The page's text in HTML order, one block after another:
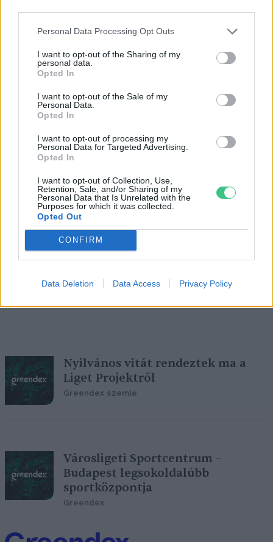
Personal Data Processing Opt Outs
I want to opt-out of the Sharing of my
personal data.
Opted In
I want to opt-out of the Sale of my
Personal Data.
Opted In
I want to opt-out of processing my
Personal Data for Targeted Advertising.
Opted In
I want to opt-out of Collection, Use,
Retention, Sale, and/or Sharing of my
Personal Data that Is Unrelated with the
Purposes for which it was collected.
Opted Out
CONFIRM
Data Deletion Data Access Privacy Policy
Újabb 3,9 milliárd Városliget
Greendex
Fenntartható parkolás Budapest
szívében
Greendex
Átadták a Múzeum Mélygarázst és
Városligetben
Greendex szemle
Nyilvános vitát rendeztek ma a
Liget Projektről
Greendex szemle
Városligeti Sportcentrum –
Budapest legsokoldalúbb
sportközpontja
Greendex